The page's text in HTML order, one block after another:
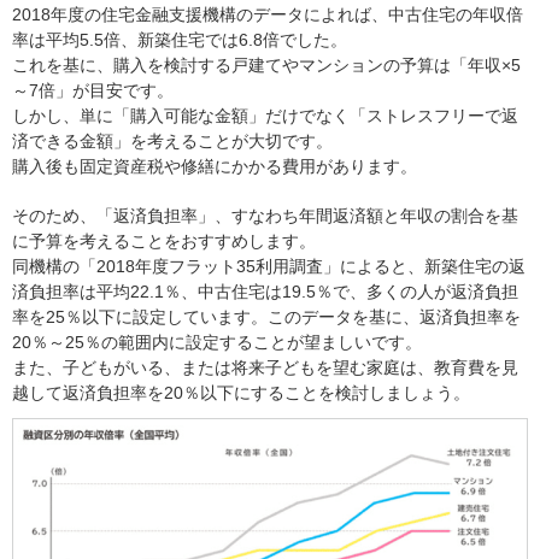
2018年度の住宅金融支援機構のデータによれば、中古住宅の年収倍
率は平均5.5倍、新築住宅では6.8倍でした。
これを基に、購入を検討する戸建てやマンションの予算は「年収×5
～7倍」が目安です。
しかし、単に「購入可能な金額」だけでなく「ストレスフリーで返
済できる金額」を考えることが大切です。
購入後も固定資産税や修繕にかかる費用があります。
そのため、「返済負担率」、すなわち年間返済額と年収の割合を基
に予算を考えることをおすすめします。
同機構の「2018年度フラット35利用調査」によると、新築住宅の返
済負担率は平均22.1％、中古住宅は19.5％で、多くの人が返済負担
率を25％以下に設定しています。このデータを基に、返済負担率を
20％～25％の範囲内に設定することが望ましいです。
また、子どもがいる、または将来子どもを望む家庭は、教育費を見
越して返済負担率を20％以下にすることを検討しましょう。